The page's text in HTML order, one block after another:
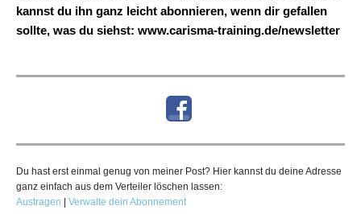
kannst du ihn ganz leicht abonnieren, wenn dir gefallen
sollte, was du siehst: www.carisma-training.de/newsletter
Du hast erst einmal genug von meiner Post? Hier kannst du deine Adresse
ganz einfach aus dem Verteiler löschen lassen:
Austragen
Verwalte dein Abonnement